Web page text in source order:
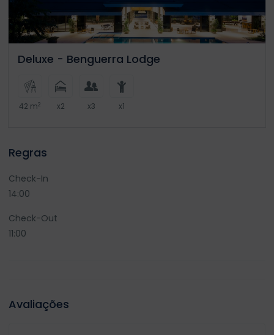
Deluxe - Benguerra Lodge
42 m2 x2 x3 x1
Regras
Check-In
14:00
Check-Out
11:00
Avaliações